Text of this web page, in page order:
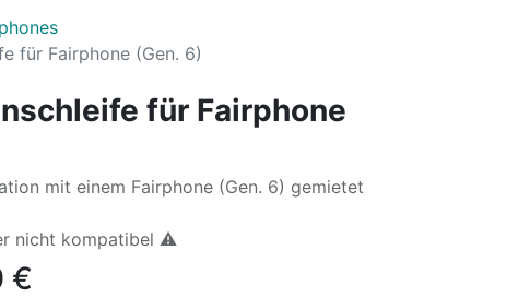
für Fairphone (Gen. 6)
für Fairphone
mit einem Fairphone (Gen. 6) gemietet
nicht kompatibel ⚠️
€